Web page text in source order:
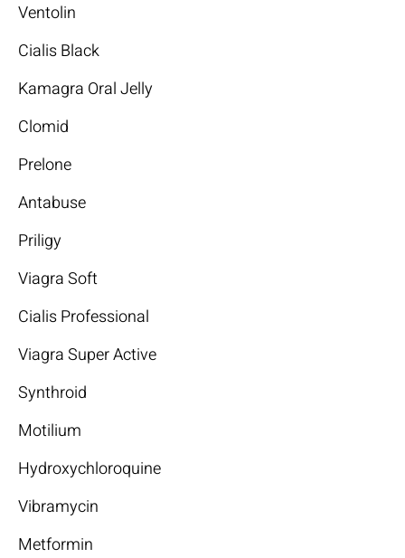
Ventolin
Cialis Black
Kamagra Oral Jelly
Clomid
Prelone
Antabuse
Priligy
Viagra Soft
Cialis Professional
Viagra Super Active
Synthroid
Motilium
Hydroxychloroquine
Vibramycin
Metformin